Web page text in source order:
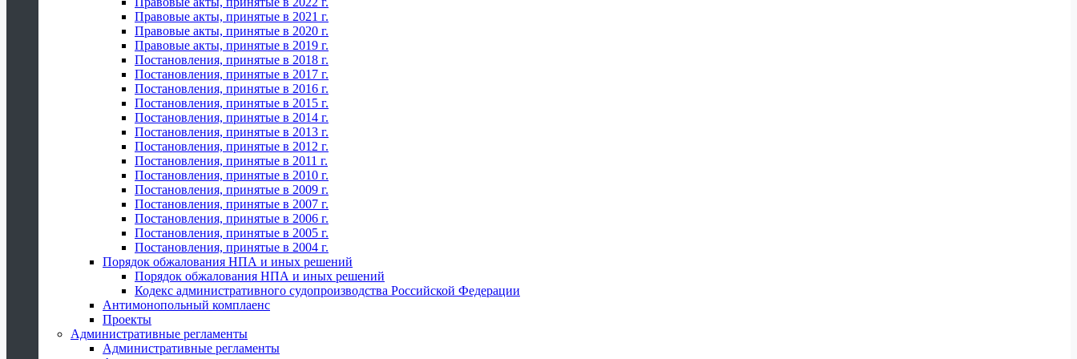
Правовые акты, принятые в 2021 г.
Правовые акты, принятые в 2020 г.
Правовые акты, принятые в 2019 г.
Постановления, принятые в 2018 г.
Постановления, принятые в 2017 г.
Постановления, принятые в 2016 г.
Постановления, принятые в 2015 г.
Постановления, принятые в 2014 г.
Постановления, принятые в 2013 г.
Постановления, принятые в 2012 г.
Постановления, принятые в 2011 г.
Постановления, принятые в 2010 г.
Постановления, принятые в 2009 г.
Постановления, принятые в 2007 г.
Постановления, принятые в 2006 г.
Постановления, принятые в 2005 г.
Постановления, принятые в 2004 г.
Порядок обжалования НПА и иных решений
Порядок обжалования НПА и иных решений
Кодекс административного судопроизводства Российской Федерации
Антимонопольный комплаенс
Проекты
Административные регламенты
Административные регламенты